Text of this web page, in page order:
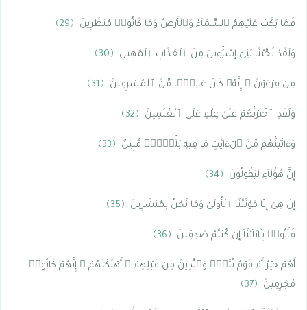
فَمَا بَكَتْ عَلَيْهِمُ ٱلسَّمَآءُ وَٱلْأَرْضُ وَمَا كَانُوا۟ مُنظَرِينَ ﴿29﴾
وَلَقَدْ نَجَّيْنَا بَنِىٓ إِسْرَٰٓءِيلَ مِنَ ٱلْعَذَابِ ٱلْمُهِينِ ﴿30﴾
مِن فِرْعَوْنَ ۚ إِنَّهُۥ كَانَ عَالِيًۭا مِّنَ ٱلْمُسْرِفِينَ ﴿31﴾
وَلَقَدِ ٱخْتَرْنَٰهُمْ عَلَىٰ عِلْمٍ عَلَى ٱلْعَٰلَمِينَ ﴿32﴾
وَءَاتَيْنَٰهُم مِّنَ ٱلْءَايَٰتِ مَا فِيهِ بَلَٰٓؤٌۭا۟ مُّبِينٌ ﴿33﴾
إِنَّ هَٰٓؤُلَآءِ لَيَقُولُونَ ﴿34﴾
إِنْ هِىَ إِلَّا مَوْتَتُنَا ٱلْأُولَىٰ وَمَا نَحْنُ بِمُنشَرِينَ ﴿35﴾
فَأْتُوا۟ بِـَٔابَآئِنَآ إِن كُنتُمْ صَٰدِقِينَ ﴿36﴾
أَهُمْ خَيْرٌ أَمْ قَوْمُ تُبَّعٍۢ وَٱلَّذِينَ مِن قَبْلِهِمْ ۚ أَهْلَكْنَٰهُمْ ۖ إِنَّهُمْ كَانُوا۟
مُجْرِمِينَ
﴿37﴾